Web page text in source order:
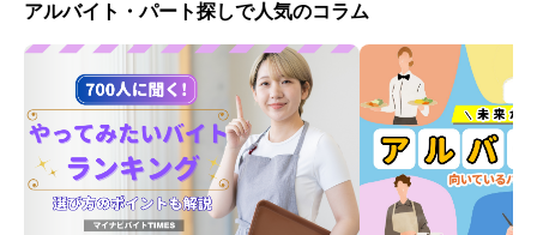
アルバイト・パート探しで人気のコラム